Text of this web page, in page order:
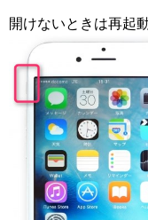
開けないときは再起